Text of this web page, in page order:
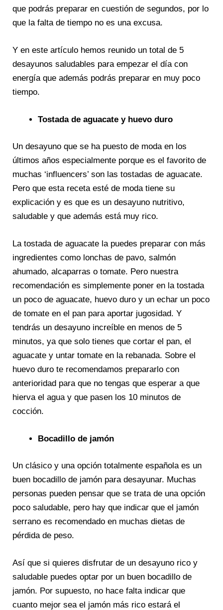
que podrás preparar en cuestión de segundos, por lo
que la falta de tiempo no es una excusa.
Y en este artículo hemos reunido un total de 5
desayunos saludables para empezar el día con
energía que además podrás preparar en muy poco
tiempo.
Tostada de aguacate y huevo duro
Un desayuno que se ha puesto de moda en los
últimos años especialmente porque es el favorito de
muchas ‘influencers’ son las tostadas de aguacate.
Pero que esta receta esté de moda tiene su
explicación y es que es un desayuno nutritivo,
saludable y que además está muy rico.
La tostada de aguacate la puedes preparar con más
ingredientes como lonchas de pavo, salmón
ahumado, alcaparras o tomate. Pero nuestra
recomendación es simplemente poner en la tostada
un poco de aguacate, huevo duro y un echar un poco
de tomate en el pan para aportar jugosidad. Y
tendrás un desayuno increíble en menos de 5
minutos, ya que solo tienes que cortar el pan, el
aguacate y untar tomate en la rebanada. Sobre el
huevo duro te recomendamos prepararlo con
anterioridad para que no tengas que esperar a que
hierva el agua y que pasen los 10 minutos de
cocción.
Bocadillo de jamón
Un clásico y una opción totalmente española es un
buen bocadillo de jamón para desayunar. Muchas
personas pueden pensar que se trata de una opción
poco saludable, pero hay que indicar que el jamón
serrano es recomendado en muchas dietas de
pérdida de peso.
Así que si quieres disfrutar de un desayuno rico y
saludable puedes optar por un buen bocadillo de
jamón. Por supuesto, no hace falta indicar que
cuanto mejor sea el jamón más rico estará el